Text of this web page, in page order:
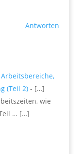
Antworten
(Teil 2)- […]
wie
… […]